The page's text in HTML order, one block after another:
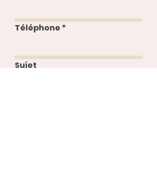
Téléphone
Sujet